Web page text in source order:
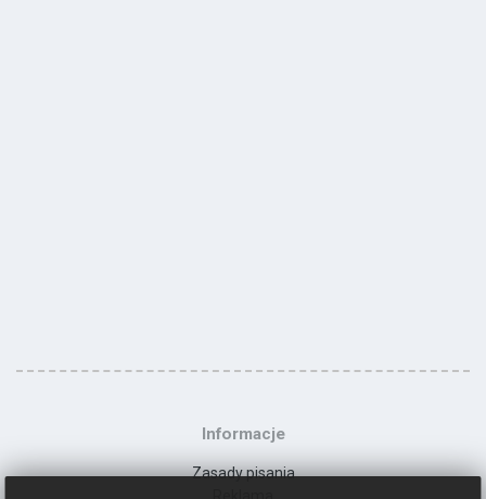
Informacje
Zasady pisania